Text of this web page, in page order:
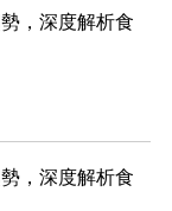
，深度解析食
，深度解析食